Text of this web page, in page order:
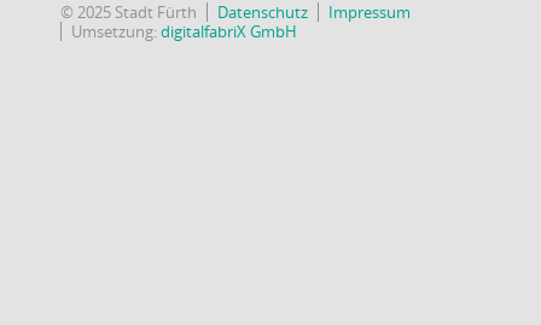
© 2025 Stadt Fürth Datenschutz
Impressum
Umsetzung:digitalfabriX GmbH